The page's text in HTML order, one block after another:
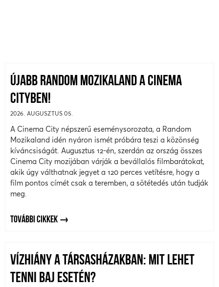
ÚJABB RANDOM MOZIKALAND A CINEMA
CITYBEN!
2026. AUGUSZTUS 05.
A Cinema City népszerű eseménysorozata, a Random
Mozikaland idén nyáron ismét próbára teszi a közönség
kíváncsiságát. Augusztus 12-én, szerdán az ország összes
Cinema City mozijában várják a bevállalós filmbarátokat,
akik úgy válthatnak jegyet a 120 perces vetítésre, hogy a
film pontos címét csak a teremben, a sötétedés után tudják
meg.
TOVÁBBI CIKKEK
VÍZHIÁNY A TÁRSASHÁZAKBAN: MIT LEHET
TENNI BAJ ESETÉN?